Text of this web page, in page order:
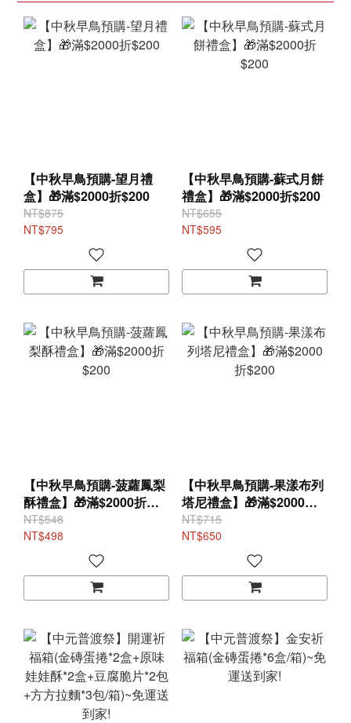
【中秋早鳥預購-望月禮
盒】🎁滿$2000折$200
NT$875
NT$795
【中秋早鳥預購-蘇式月餅
禮盒】🎁滿$2000折$200
NT$655
NT$595
【中秋早鳥預購-菠蘿鳳梨
酥禮盒】🎁滿$2000折
$200
NT$548
NT$498
【中秋早鳥預購-果漾布列
塔尼禮盒】🎁滿$2000折
$200
NT$715
NT$650